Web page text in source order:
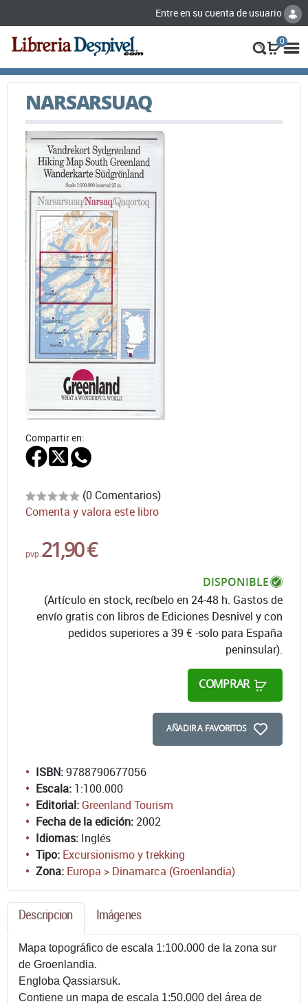
Entre en su cuenta de usuario
0
NARSARSUAQ
Compartir en:
(0 Comentarios)
Comenta y valora este libro
pvp. 21,90 €
DISPONIBLE
(Artículo en stock, recíbelo en 24-48 h. Gastos de
envío gratis con libros de Ediciones Desnivel y con
pedidos superiores a 39 € -solo para España
peninsular).
COMPRAR
AÑADIR A FAVORITOS
ISBN:9788790677056
Escala: 1:100.000
Editorial: Greenland Tourism
Fecha de la edición:2002
Idiomas: Inglés
Tipo: Excursionismo y trekking
Zona: Europa > Dinamarca (Groenlandia)
Descripcion Imágenes
Mapa topográfico de escala 1:100.000 de la zona sur
de Groenlandia.
Engloba Qassiarsuk.
Contiene un mapa de escala 1:50.000 del área de